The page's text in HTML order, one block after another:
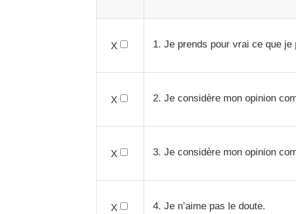
X 1. Je prends pour vrai ce que
X 2. Je considère mon opinion
X 3. Je considère mon opinion
X 4. Je n’aime pas le doute.